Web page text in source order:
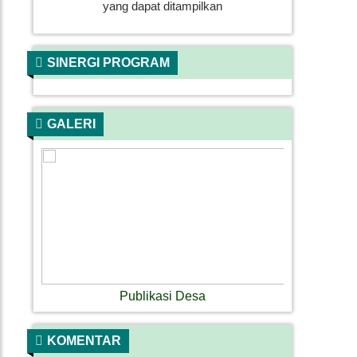
yang dapat ditampilkan
SINERGI PROGRAM
GALERI
Publikasi Desa
KOMENTAR